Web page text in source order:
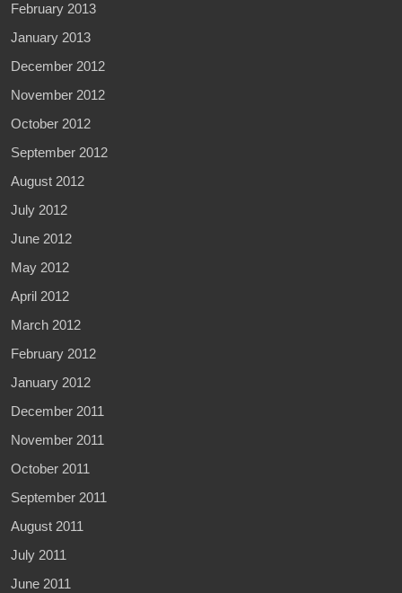
February 2013
January 2013
December 2012
November 2012
October 2012
September 2012
August 2012
July 2012
June 2012
May 2012
April 2012
March 2012
February 2012
January 2012
December 2011
November 2011
October 2011
September 2011
August 2011
July 2011
June 2011